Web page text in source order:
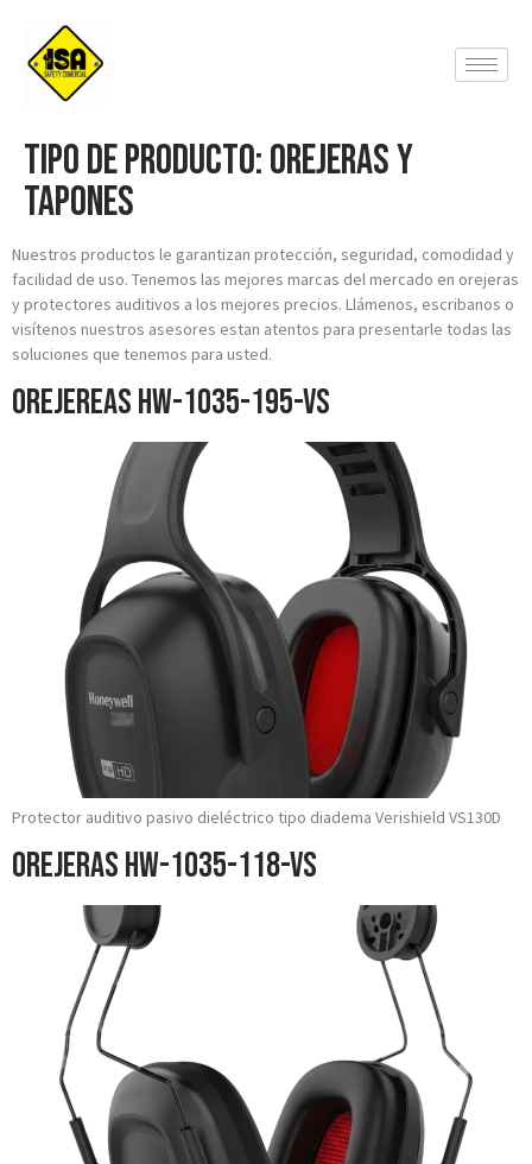
Tipo de producto:Orejeras y
Tapones
Nuestros productos le garantizan protección, seguridad, comodidad y
facilidad de uso. Tenemos las mejores marcas del mercado en orejeras
y protectores auditivos a los mejores precios. Llámenos, escribanos o
visítenos nuestros asesores estan atentos para presentarle todas las
soluciones que tenemos para usted.
Orejereas HW-1035-195-VS
Protector auditivo pasivo dieléctrico tipo diadema Verishield VS130D
Orejeras HW-1035-118-VS